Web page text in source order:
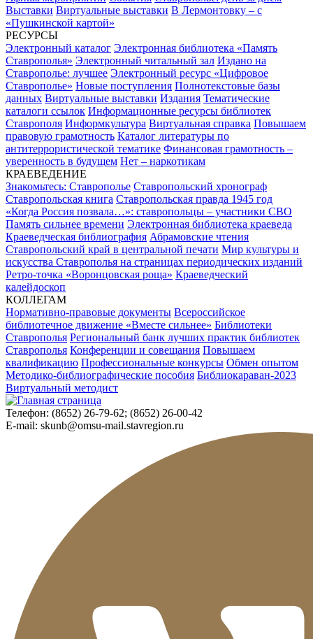
Выставки Виртуальные выставки В Лермонтовку – с
«Пушкинской картой»
РЕСУРСЫ
Электронный каталог Электронная библиотека «Память
Ставрополья» Электронный читальный зал Издано на
Ставрополье: лучшее Электронный ресурс «Цифровое
Ставрополье» Новые поступления Полнотекстовые базы
данных Виртуальные выставки Издания Тематические
каталоги ссылок Информационные ресурсы библиотек
Ставрополя Информкультура Виртуальная справка Повышаем
правовую грамотность Каталог литературы по
антитеррористической тематике Финансовая грамотность –
уверенность в будущем Нет – наркотикам
КРАЕВЕДЕНИЕ
Знакомьтесь: Ставрополье Ставропольский хронограф
Ставропольская книга Ставропольская правда 1945 год
«Когда Россия позвала…»: ставропольцы – участники СВО
Память сильнее времени Электронная библиотека краеведа
Краеведческая библиография Абрамовские чтения
Ставропольский край в центральной печати Мир культуры и
искусства Ставрополья на страницах периодических изданий
Ретро-точка «Воронцовская роща» Краеведческий
калейдоскоп
КОЛЛЕГАМ
Нормативно-правовые документы Всероссийское
библиотечное движение «Вместе сильнее» Библиотеки
Ставрополья Региональный банк лучших практик библиотек
Ставрополья Конференции и совещания Повышаем
квалификацию Профессиональные конкурсы Обмен опытом
Методико-библиографические пособия Библиокараван-2023
Виртуальный методист
Телефон: (8652) 26-79-62; (8652) 26-00-42
E-mail: skunb@omsu-mail.stavregion.ru